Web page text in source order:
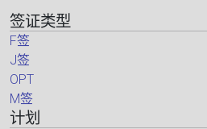
签证类型
F签
J签
OPT
M签
计划